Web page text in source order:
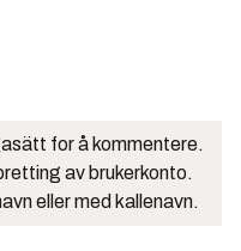
for å kommentere.
av brukerkonto.
eller med kallenavn.